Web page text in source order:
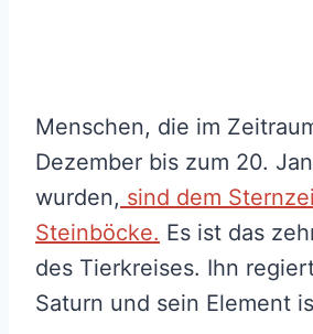
Menschen, die im
Dezember bis zum 20.
wurden, sind dem
Steinböcke. Es ist das
des Tierkreises. Ihn
Saturn und sein Element